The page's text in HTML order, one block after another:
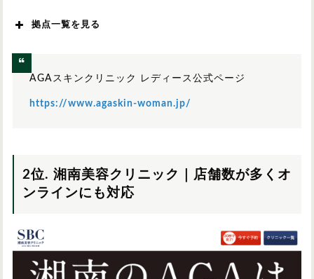
拠点一覧を見る
関東
関西
九州/沖縄
AGAスキンクリニック レディース公式ページ
https://www.agaskin-woman.jp/
2位. 湘南美容クリニック｜店舗数が多くオ
ンラインにも対応